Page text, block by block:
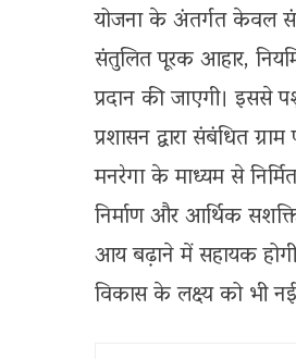
योजना के अंतर्गत केवल
संतुलित पूरक आहार,
प्रदान की जाएगी।
प्रशासन द्वारा संबंधित
मनरेगा के माध्यम से
निर्माण और आर्थिक
आय बढ़ाने में सहायक
विकास के लक्ष्य को भी